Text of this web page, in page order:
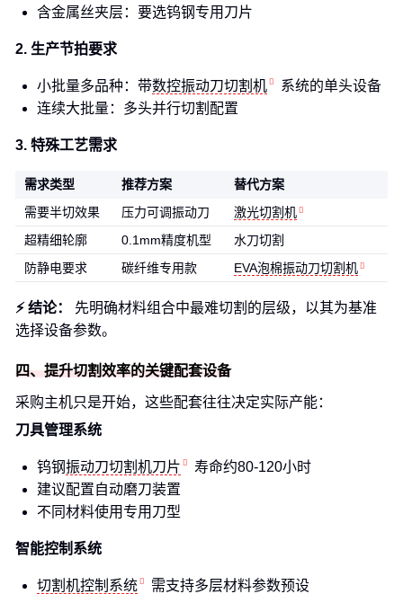
含金属丝夹层：要选钨钢专用刀片
2. 生产节拍要求
小批量多品种：带数控振动刀切割机
系统的单头设备
连续大批量：多头并行切割配置
3. 特殊工艺需求
需求类型 推荐方案
替代方案
需要半切效果
压力可调振动刀
激光切割机
超精细轮廓
0.1mm精度机型
水刀切割
防静电要求
碳纤维专用款 EVA泡棉振动刀切割机
⚡ 结论：
先明确材料组合中最难切割的层级，以其为基准
选择设备参数。
四、提升切割效率的关键配套设备
采购主机只是开始，这些配套往往决定实际产能：
刀具管理系统
钨钢振动刀切割机刀片
寿命约80-120小时
建议配置自动磨刀装置
不同材料使用专用刀型
智能控制系统
切割机控制系统
需支持多层材料参数预设